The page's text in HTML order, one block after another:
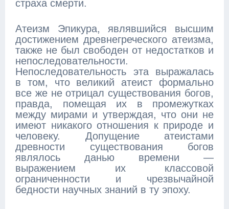
страха смерти.
Атеизм Эпикура, являвшийся высшим
достижением древнегреческого атеизма,
также не был свободен от недостатков и
непоследовательности.
Непоследовательность эта выражалась
в том, что великий атеист формально
все же не отрицал существования богов,
правда, помещая их в промежутках
между мирами и утверждая, что они не
имеют никакого отношения к природе и
человеку. Допущение атеистами
древности существования богов
являлось данью времени —
выражением их классовой
ограниченности и чрезвычайной
бедности научных знаний в ту эпоху.